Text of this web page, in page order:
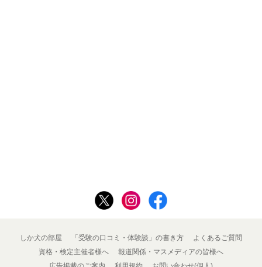
しか犬の部屋 「受験の口コミ・体験談」の書き方
よくあるご質問
資格・検定主催者様へ
報道関係・マスメディアの皆様へ